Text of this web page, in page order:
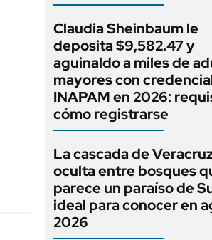
Claudia Sheinbaum le
deposita $9,582.47 y
aguinaldo a miles de
mayores con
INAPAM en 2026:
cómo registrarse
La cascada de
oculta entre bosques
parece un paraíso de
ideal para conocer en
2026